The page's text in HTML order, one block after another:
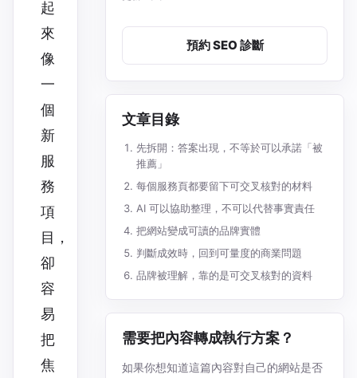
起
來
像
一
個
新
服
務
項
目，
卻
容
易
把
焦
預約 SEO 診斷
文章目錄
先拆開：答案出現，不等於可以承諾「被
推薦」
每個服務頁都要留下可交叉核對的材料
AI 可以協助整理，不可以代替事實責任
把網站變成可讀的品牌實體
判斷成效時，回到可量度的商業問題
品牌被理解，靠的是可交叉核對的資料
需要把內容轉成執行方案？
如果你想知道這篇內容對自己的網站是否